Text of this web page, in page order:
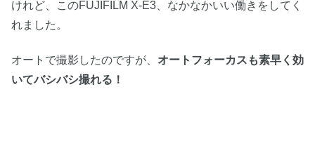
けれど、このFUJIFILM X-E3、なかなかいい働きをしてく
れました。
オートで撮影したのですが、 オートフォーカスも素早く効
いてバシバシ撮れる！